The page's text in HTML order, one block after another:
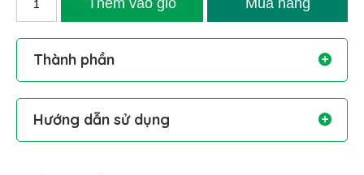
Thành phần
Hướng dẫn sử dụng